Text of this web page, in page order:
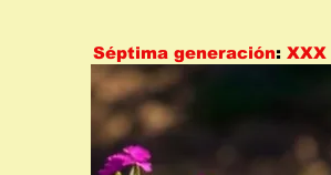
Séptima generación: XXX